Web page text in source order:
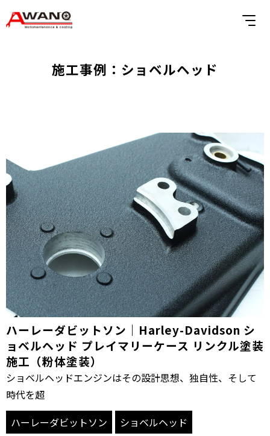
施工事例：ショベルヘッド
ハーレーダビットソン｜Harley-Davidson シ
ョベルヘッド プレイマリーケース リンクル塗装
施工（粉体塗装）
ショベルヘッドエンジンはその設計思想、独自性、そして
時代を超
ハーレーダビットソン
ショベルヘッド